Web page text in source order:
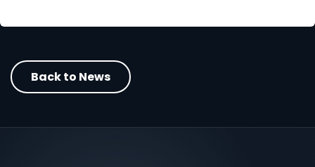
Back to News